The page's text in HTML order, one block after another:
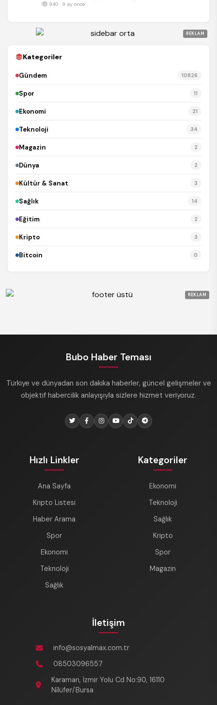
940 · 9 ay önce
REKLAM
Kategoriler
Gündem 10826
Spor 11
Ekonomi 21
Teknoloji 34
Magazin 2
Dünya 2
Kültür & Sanat 3
Sağlık 14
Eğitim 2
Kripto 3
Bitcoin 0
REKLAM
Bubo Haber Teması
Türkiye ve dünyadan son dakika haberler, güncel gelişmeler ve
objektif habercilik anlayışıyla sizlere hizmet veriyoruz.
Hızlı Linkler
Ana Sayfa
Kripto Listesi
Haber Arama
Spor
Ekonomi
Teknoloji
Sağlık
Kategoriler
Ekonomi
Teknoloji
Sağlık
Kripto
Spor
Magazin
İletişim
info@sosyalmax.com.tr
08503096557
Karaman, İzmir Yolu Cd No:90, 16110
Ni̇lüfer/Bursa